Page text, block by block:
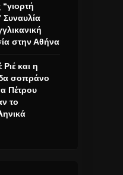
“γιορτή
στην Αθήνα
και η
σοπράνο
Πέτρου
το